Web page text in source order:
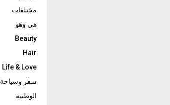
مختلفات
هي وهو
Beauty
Hair
Life & Love
سفر وسياحة
الوطنية